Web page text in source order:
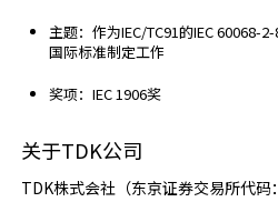
主题：作为IEC/TC91的IEC 60068-
国际标准制定工作
奖项：IEC 1906奖
关于TDK公司
TDK株式会社（东京证券交易所代